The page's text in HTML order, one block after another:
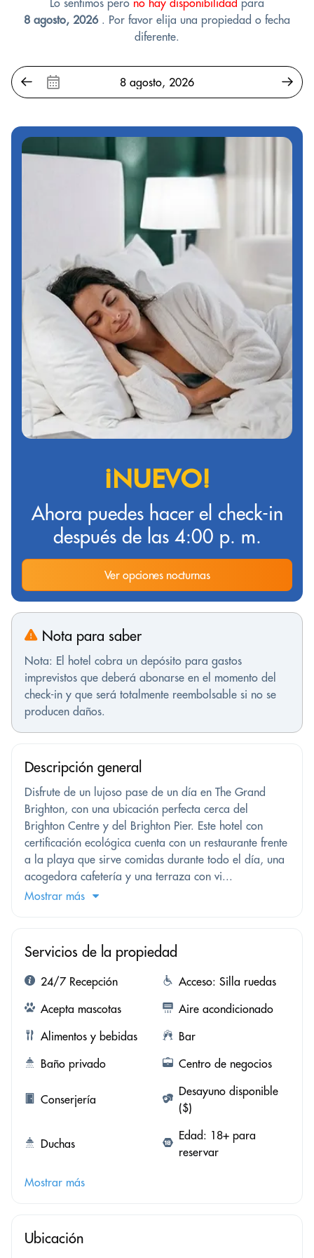
Lo sentimos pero no hay disponibilidad para
8 agosto, 2026. Por favor elija una propiedad o fecha
diferente.
¡NUEVO!
Ahora puedes hacer el check-in
después de las 4:00 p. m.
Ver opciones nocturnas
Nota para saber
Nota: El hotel cobra un depósito para gastos
imprevistos que deberá abonarse en el momento del
check-in y que será totalmente reembolsable si no se
producen daños.
Descripción general
Disfrute de un lujoso pase de un día en The Grand
Brighton, con una ubicación perfecta cerca del
Brighton Centre y del Brighton Pier. Este hotel con
certificación ecológica cuenta con un restaurante frente
a la playa que sirve comidas durante todo el día, una
acogedora cafetería y una terraza con vi...
Mostrar más
Servicios de la propiedad
24/7 Recepción
Acceso: Silla ruedas
Acepta mascotas
Aire acondicionado
Alimentos y bebidas
Bar
Baño privado
Centro de negocios
Conserjería
Desayuno disponible
($)
Duchas
Edad: 18+ para
reservar
Mostrar más
Ubicación